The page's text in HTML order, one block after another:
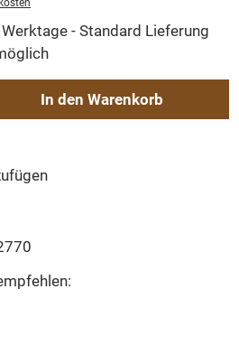
- Standard Lieferung
Wert ein oder benutze die Schaltflächen
In den Warenkorb